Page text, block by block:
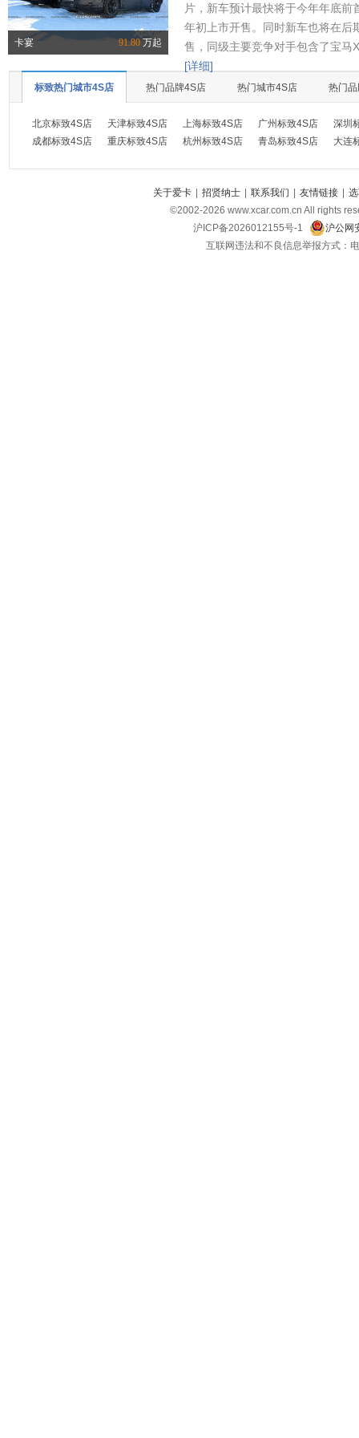
卡宴 91.80万起
片，新车预计最快将于今年年底
年初上市开售。同时新车也将在后
售，同级主要竞争对手包含了宝马
[详细]
标致热门城市4S店 热门品牌4S店 热门城市4S店 热门
北京标致4S店 天津标致4S店 上海标致4S店 广州标致4S店
深圳
成都标致4S店
重庆标致4S店 杭州标致4S店 青岛标致4S店 大连
关于爱卡 | 招贤纳士 | 联系我们 | 友情链接 |
©2002-2026 www.xcar.com.cn All rights
沪ICP备2026012155号-1
沪公网
互联网违法和不良信息举报方式：